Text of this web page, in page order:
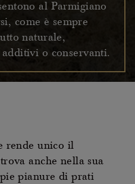
al Parmigiano
come è sempre
naturale,
o conservanti.
rende unico il
anche nella sua
pianure di prati